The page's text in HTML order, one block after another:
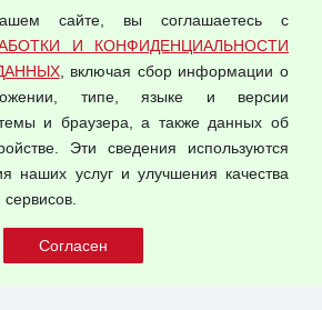
персональных данных
продажи
сайте, вы соглашаетесь с
И КОНФИДЕНЦИАЛЬНОСТИ
, включая сбор информации о
типе, языке и версии
и браузера, а также данных об
Эти сведения используются
наших услуг и улучшения качества